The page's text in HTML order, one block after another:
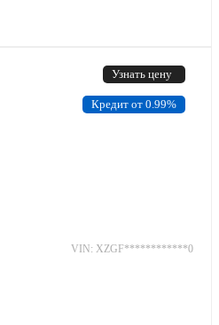
Узнать цену
VIN: XZGF************0
Кредит от 0.99%